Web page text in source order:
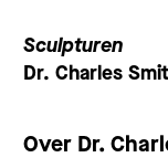
Sculpturen
Dr. Charles
Over Dr.